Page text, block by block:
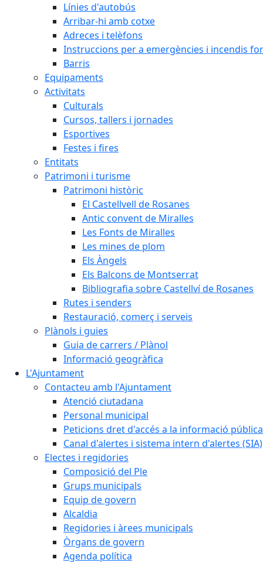
Línies d'autobús
Arribar-hi amb cotxe
Adreces i telèfons
Instruccions per a emergències i incendis
Barris
Equipaments
Activitats
Culturals
Cursos, tallers i jornades
Esportives
Festes i fires
Entitats
Patrimoni i turisme
Patrimoni històric
El Castellvell de Rosanes
Antic convent de Miralles
Les Fonts de Miralles
Les mines de plom
Els Àngels
Els Balcons de Montserrat
Bibliografia sobre Castellví de Rosanes
Rutes i senders
Restauració, comerç i serveis
Plànols i guies
Guia de carrers / Plànol
Informació geogràfica
L'Ajuntament
Contacteu amb l'Ajuntament
Atenció ciutadana
Personal municipal
Peticions dret d'accés a la informació pública
Canal d'alertes i sistema intern d'alertes (SIA)
Electes i regidories
Composició del Ple
Grups municipals
Equip de govern
Alcaldia
Regidories i àrees municipals
Òrgans de govern
Agenda política